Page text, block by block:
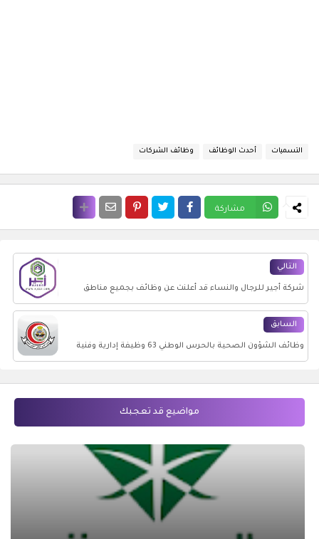
التسميات أحدث الوظائف وظائف الشركات
مشاركة
التالي
شركة أجير للرجال والنساء قد أعلنت عن وظائف بجميع مناطق
المملكة برواتب مجزية
السابق
وظائف الشؤون الصحية بالحرس الوطني 63 وظيفة إدارية وفنية
مواضيع قد تعجبك